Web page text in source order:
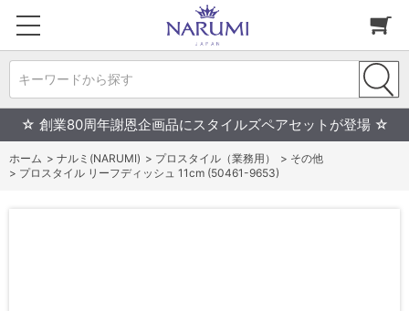
キーワードから探す
☆ 創業80周年謝恩企画品にスタイルズペアセットが登場 ☆
ホーム > ナルミ(NARUMI) > プロスタイル（業務用） > その他
> プロスタイル リーフディッシュ 11cm (50461-9653)